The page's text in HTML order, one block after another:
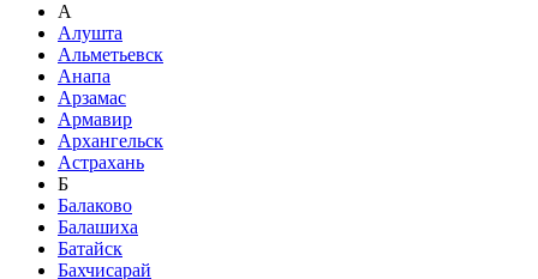
А
Алушта
Альметьевск
Анапа
Арзамас
Армавир
Архангельск
Астрахань
Б
Балаково
Балашиха
Батайск
Бахчисарай